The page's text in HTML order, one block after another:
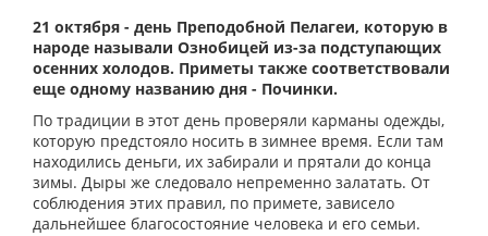
21 октября - день Преподобной Пелагеи, которую в
народе называли Ознобицей из-за подступающих
осенних холодов. Приметы также соответствовали
еще одному названию дня - Починки.
По традиции в этот день проверяли карманы одежды,
которую предстояло носить в зимнее время. Если там
находились деньги, их забирали и прятали до конца
зимы. Дыры же следовало непременно залатать. От
соблюдения этих правил, по примете, зависело
дальнейшее благосостояние человека и его семьи.